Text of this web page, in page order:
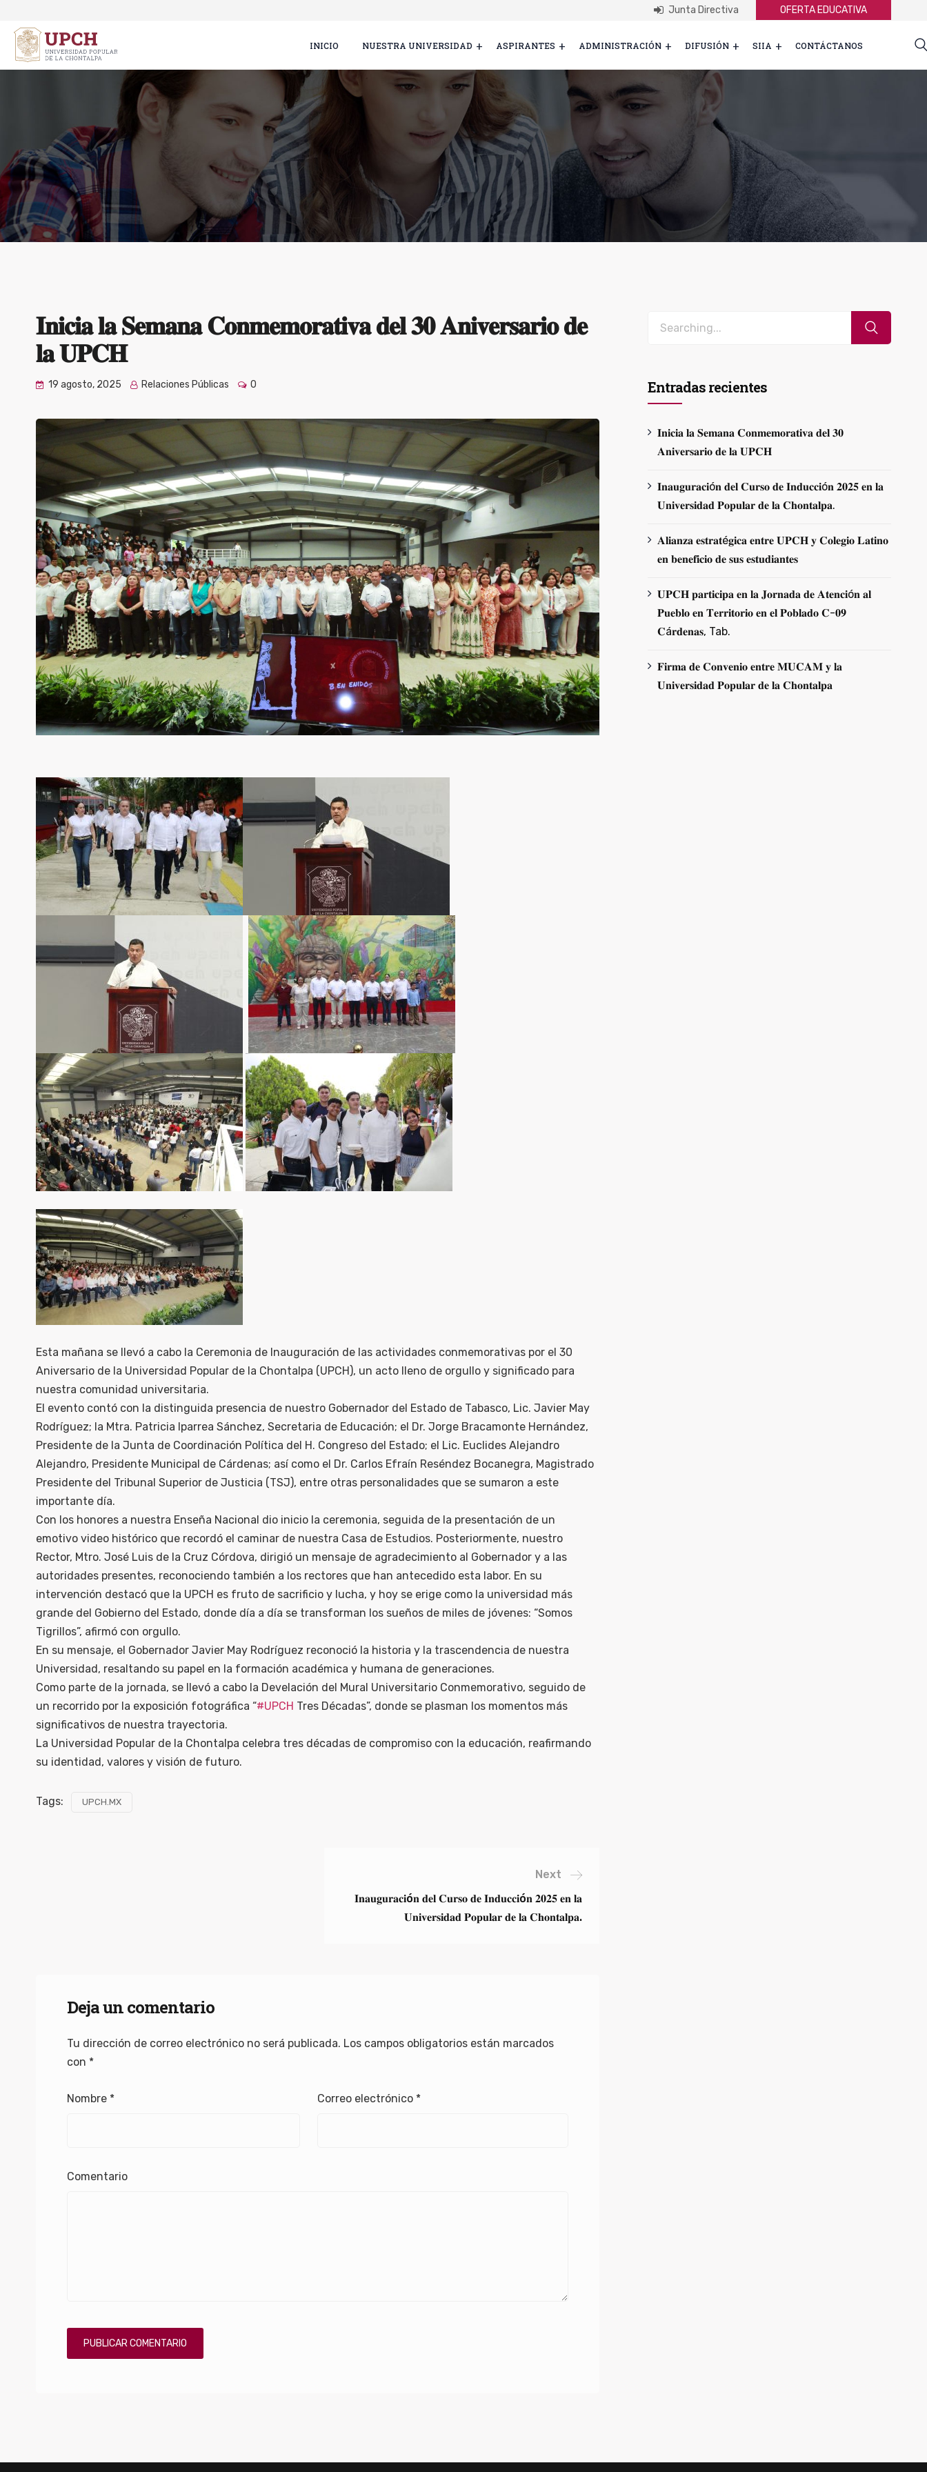
Junta Directiva OFERTA EDUCATIVA
INICIO NUESTRA UNIVERSIDAD ASPIRANTES ADMINISTRACIÓN DIFUSIÓN SIIA CONTÁCTANOS
𝐈𝐧𝐢𝐜𝐢𝐚 𝐥𝐚 𝐒𝐞𝐦𝐚𝐧𝐚 𝐂𝐨𝐧𝐦𝐞𝐦𝐨𝐫𝐚𝐭𝐢𝐯𝐚 𝐝𝐞𝐥 𝟑𝟎 𝐀𝐧𝐢𝐯𝐞𝐫𝐬𝐚𝐫𝐢𝐨 𝐝𝐞
𝐥𝐚 𝐔𝐏𝐂𝐇
19 agosto, 2025 Relaciones Públicas 0
Esta mañana se llevó a cabo la Ceremonia de Inauguración de las actividades conmemorativas por el 30
Aniversario de la Universidad Popular de la Chontalpa (UPCH), un acto lleno de orgullo y significado para
nuestra comunidad universitaria.
El evento contó con la distinguida presencia de nuestro Gobernador del Estado de Tabasco, Lic. Javier May
Rodríguez; la Mtra. Patricia Iparrea Sánchez, Secretaria de Educación; el Dr. Jorge Bracamonte Hernández,
Presidente de la Junta de Coordinación Política del H. Congreso del Estado; el Lic. Euclides Alejandro
Alejandro, Presidente Municipal de Cárdenas; así como el Dr. Carlos Efraín Reséndez Bocanegra, Magistrado
Presidente del Tribunal Superior de Justicia (TSJ), entre otras personalidades que se sumaron a este
importante día.
Con los honores a nuestra Enseña Nacional dio inicio la ceremonia, seguida de la presentación de un
emotivo video histórico que recordó el caminar de nuestra Casa de Estudios. Posteriormente, nuestro
Rector, Mtro. José Luis de la Cruz Córdova, dirigió un mensaje de agradecimiento al Gobernador y a las
autoridades presentes, reconociendo también a los rectores que han antecedido esta labor. En su
intervención destacó que la UPCH es fruto de sacrificio y lucha, y hoy se erige como la universidad más
grande del Gobierno del Estado, donde día a día se transforman los sueños de miles de jóvenes: “Somos
Tigrillos”, afirmó con orgullo.
En su mensaje, el Gobernador Javier May Rodríguez reconoció la historia y la trascendencia de nuestra
Universidad, resaltando su papel en la formación académica y humana de generaciones.
Como parte de la jornada, se llevó a cabo la Develación del Mural Universitario Conmemorativo, seguido de
un recorrido por la exposición fotográfica “#UPCH Tres Décadas”, donde se plasman los momentos más
significativos de nuestra trayectoria.
La Universidad Popular de la Chontalpa celebra tres décadas de compromiso con la educación, reafirmando
su identidad, valores y visión de futuro.
Tags: UPCH.MX
Next
𝐈𝐧𝐚𝐮𝐠𝐮𝐫𝐚𝐜𝐢ó𝐧 𝐝𝐞𝐥 𝐂𝐮𝐫𝐬𝐨 𝐝𝐞 𝐈𝐧𝐝𝐮𝐜𝐜𝐢ó𝐧 𝟐𝟎𝟐𝟓 𝐞𝐧 𝐥𝐚
𝐔𝐧𝐢𝐯𝐞𝐫𝐬𝐢𝐝𝐚𝐝 𝐏𝐨𝐩𝐮𝐥𝐚𝐫 𝐝𝐞 𝐥𝐚 𝐂𝐡𝐨𝐧𝐭𝐚𝐥𝐩𝐚.
Deja un comentario
Tu dirección de correo electrónico no será publicada. Los campos obligatorios están marcados
con *
Nombre * Correo electrónico *
Comentario
Entradas recientes
𝐈𝐧𝐢𝐜𝐢𝐚 𝐥𝐚 𝐒𝐞𝐦𝐚𝐧𝐚 𝐂𝐨𝐧𝐦𝐞𝐦𝐨𝐫𝐚𝐭𝐢𝐯𝐚 𝐝𝐞𝐥 𝟑𝟎
𝐀𝐧𝐢𝐯𝐞𝐫𝐬𝐚𝐫𝐢𝐨 𝐝𝐞 𝐥𝐚 𝐔𝐏𝐂𝐇
𝐈𝐧𝐚𝐮𝐠𝐮𝐫𝐚𝐜𝐢ó𝐧 𝐝𝐞𝐥 𝐂𝐮𝐫𝐬𝐨 𝐝𝐞 𝐈𝐧𝐝𝐮𝐜𝐜𝐢ó𝐧 𝟐𝟎𝟐𝟓 𝐞𝐧 𝐥𝐚
𝐔𝐧𝐢𝐯𝐞𝐫𝐬𝐢𝐝𝐚𝐝 𝐏𝐨𝐩𝐮𝐥𝐚𝐫 𝐝𝐞 𝐥𝐚 𝐂𝐡𝐨𝐧𝐭𝐚𝐥𝐩𝐚.
𝐀𝐥𝐢𝐚𝐧𝐳𝐚 𝐞𝐬𝐭𝐫𝐚𝐭é𝐠𝐢𝐜𝐚 𝐞𝐧𝐭𝐫𝐞 𝐔𝐏𝐂𝐇 𝐲 𝐂𝐨𝐥𝐞𝐠𝐢𝐨 𝐋𝐚𝐭𝐢𝐧𝐨
𝐞𝐧 𝐛𝐞𝐧𝐞𝐟𝐢𝐜𝐢𝐨 𝐝𝐞 𝐬𝐮𝐬 𝐞𝐬𝐭𝐮𝐝𝐢𝐚𝐧𝐭𝐞𝐬
𝐔𝐏𝐂𝐇 𝐩𝐚𝐫𝐭𝐢𝐜𝐢𝐩𝐚 𝐞𝐧 𝐥𝐚 𝐉𝐨𝐫𝐧𝐚𝐝𝐚 𝐝𝐞 𝐀𝐭𝐞𝐧𝐜𝐢ó𝐧 𝐚𝐥
𝐏𝐮𝐞𝐛𝐥𝐨 𝐞𝐧 𝐓𝐞𝐫𝐫𝐢𝐭𝐨𝐫𝐢𝐨 𝐞𝐧 𝐞𝐥 𝐏𝐨𝐛𝐥𝐚𝐝𝐨 𝐂-𝟎𝟗
𝐂á𝐫𝐝𝐞𝐧𝐚𝐬, Tab.
𝐅𝐢𝐫𝐦𝐚 𝐝𝐞 𝐂𝐨𝐧𝐯𝐞𝐧𝐢𝐨 𝐞𝐧𝐭𝐫𝐞 𝐌𝐔𝐂𝐀𝐌 𝐲 𝐥𝐚
𝐔𝐧𝐢𝐯𝐞𝐫𝐬𝐢𝐝𝐚𝐝 𝐏𝐨𝐩𝐮𝐥𝐚𝐫 𝐝𝐞 𝐥𝐚 𝐂𝐡𝐨𝐧𝐭𝐚𝐥𝐩𝐚